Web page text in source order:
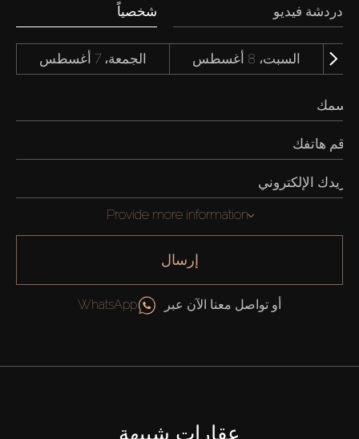
شخصياً دردشة فيديو
الجمعة، 7 أغسطس السبت، 8 أغسطس
Provide more information
إرسال
أو تواصل معنا الآن عبر WhatsApp
عقارات شبيهة